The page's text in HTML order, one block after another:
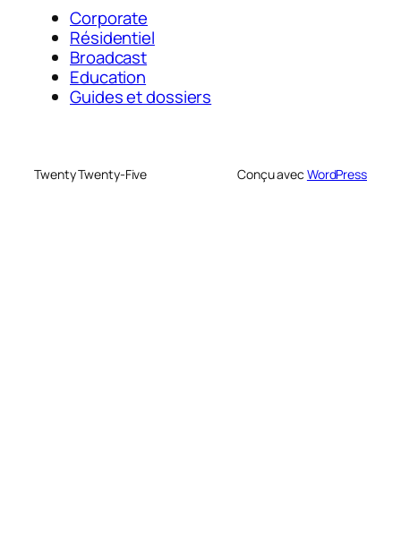
Corporate
Résidentiel
Broadcast
Education
Guides et dossiers
Twenty Twenty-Five Conçu avec WordPress